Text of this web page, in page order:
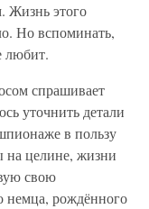
Жизнь этого
Но вспоминать,
любит.
спрашивает
уточнить детали
в пользу
на целине, жизни
свою
немца, рождённого